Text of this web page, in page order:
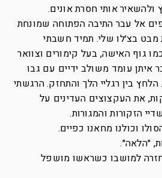
אותי חסרת אונים.
אל עבר התיבה הפתוחה שמונחת
מבט בצ׳לו שלי. תמיד חשבתי
גוף האישה, בעל קימורים וצוואר
איתן עומד משולב ידיים עם גבו
בין רגליי הלך והתחזק. הרגשתי
את העקצוצים העדינים על
הזקורות והמגורות.
וכולנו מחאנו כפיים.
״הלאה״.
למושבו כשראשו מושפל